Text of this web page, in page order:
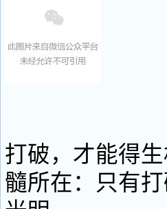
打破，才能得
髓所在：只有